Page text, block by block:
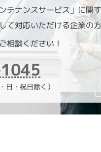
テナンスサービス」に関
て対応いただける企業の方
相談ください！
・祝日除く）